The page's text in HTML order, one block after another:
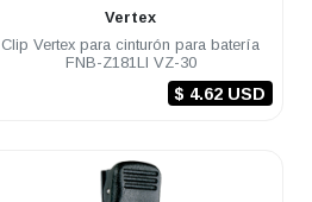
Vertex
Clip Vertex para cinturón para batería
FNB-Z181LI VZ-30
$ 4.62 USD